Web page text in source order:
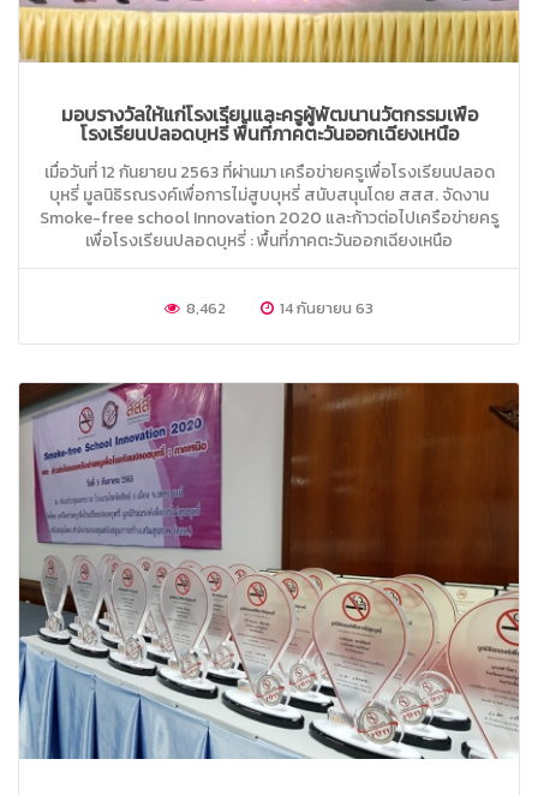
มอบรางวัลให้แก่โรงเรียนและครูผู้พัฒนานวัตกรรมเพื่อ
โรงเรียนปลอดบุหรี่ พื้นที่ภาคตะวันออกเฉียงเหนือ
เมื่อวันที่ 12 กันยายน 2563 ที่ผ่านมา เครือข่ายครูเพื่อโรงเรียนปลอด
บุหรี่ มูลนิธิรณรงค์เพื่อการไม่สูบบุหรี่ สนับสนุนโดย สสส. จัดงาน
Smoke-free school Innovation 2020 และก้าวต่อไปเครือข่ายครู
เพื่อโรงเรียนปลอดบุหรี่ : พื้นที่ภาคตะวันออกเฉียงเหนือ
8,462 14 กันยายน 63